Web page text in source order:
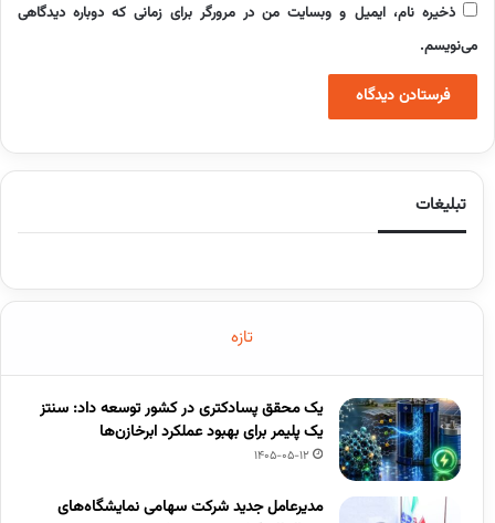
ذخیره نام، ایمیل و وبسایت من در مرورگر برای زمانی که دوباره دیدگاهی
می‌نویسم.
تبلیغات
تازه
یک محقق پسادکتری در کشور توسعه داد: سنتز
یک پلیمر برای بهبود عملکرد ابرخازن‌ها
1405-05-12
مدیرعامل جدید شرکت سهامی نمایشگاه‌های